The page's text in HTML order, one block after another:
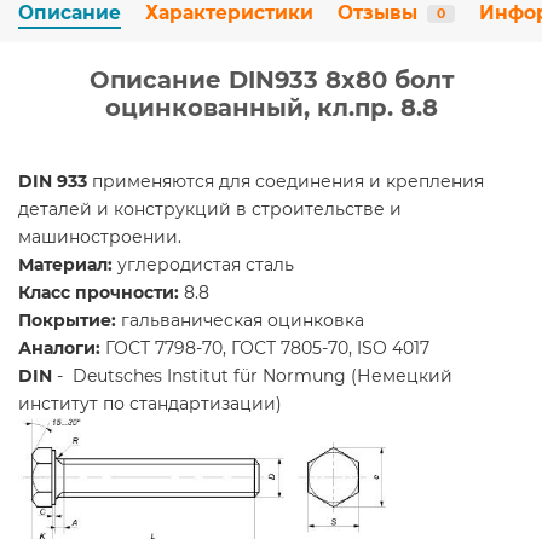
Описание Характеристики Отзывы 0
Описание DIN933 8х80 болт
оцинкованный, кл.пр. 8.8
DIN 933 применяются для соединения и крепления
деталей и конструкций в строительстве и
машиностроении.
Материал: углеродистая сталь
Класс прочности: 8.8
Покрытие: гальваническая оцинковка
Аналоги: ГОСТ 7798-70, ГОСТ 7805-70, ISO 4017
DIN - Deutsches Institut für Normung (Немецкий
институт по стандартизации)